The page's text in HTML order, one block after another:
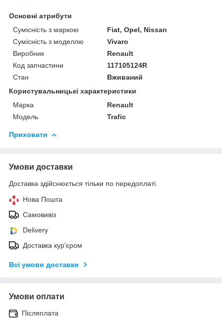
Основні атрибути
Сумісність з маркою
Fiat, Opel, Nissan
Сумісність з моделлю
Vivaro
Виробник
Renault
Код запчастини
117105124R
Стан
Вживаний
Користувальницькі характеристики
Марка
Renault
Модель
Trafic
Приховати
Умови доставки
Доставка здійснюється тільки по передоплаті.
Нова Пошта
Самовивіз
Delivery
Доставка кур'єром
Всі умови доставки
Умови оплати
Післяплата